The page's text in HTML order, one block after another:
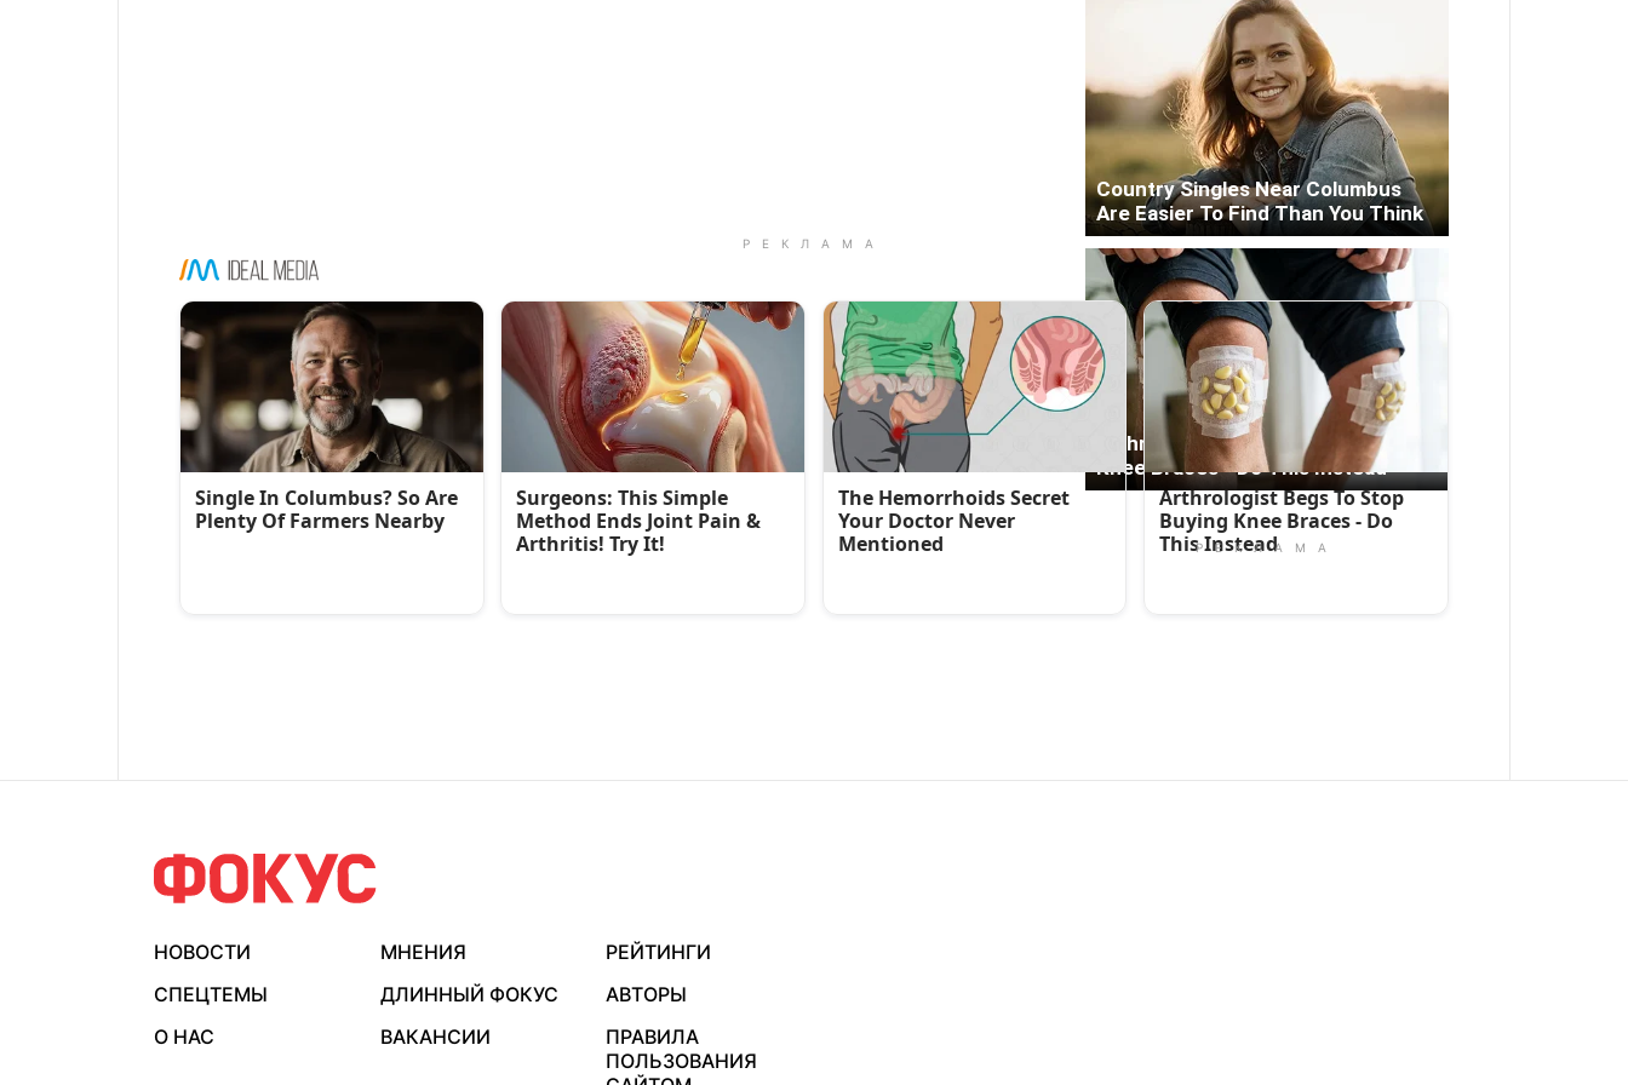
НОВОСТИ МНЕНИЯ
РЕЙТИНГИ
СПЕЦТЕМЫ
ДЛИННЫЙ ФОКУС
АВТОРЫ
О НАС
ВАКАНСИИ
ПРАВИЛА
ПОЛЬЗОВАНИЯ